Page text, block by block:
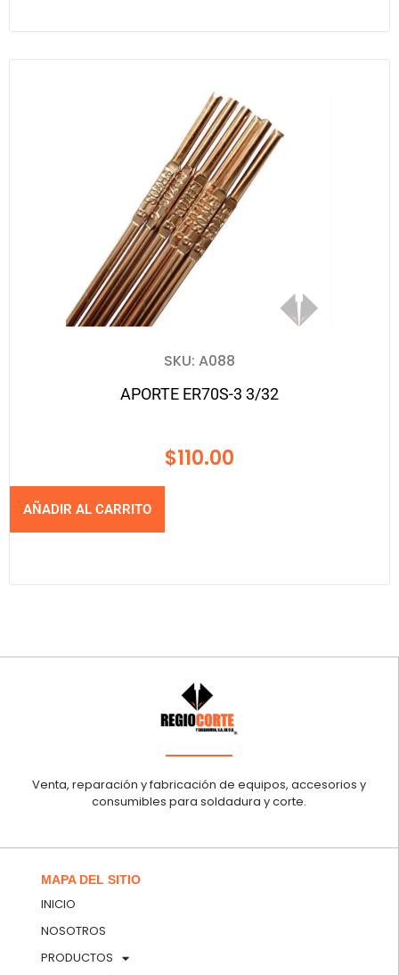
SKU: A088
APORTE ER70S-3 3/32
$110.00
AÑADIR AL CARRITO
Venta, reparación y fabricación de equipos, accesorios y
consumibles para soldadura y corte.
MAPA DEL SITIO
INICIO
NOSOTROS
PRODUCTOS